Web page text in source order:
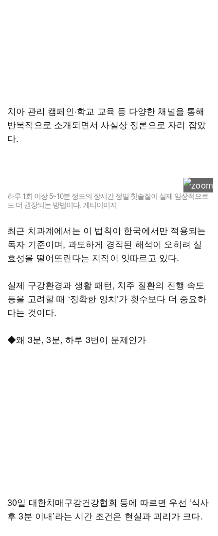
치아 관리 캠페인·학교 교육 등 다양한 채널을 통해
반복적으로 소개되면서 사실상 정론으로 자리 잡았
다.
하루 1회 이상 5~10분 정도의 장시간 정밀 칫솔질이 실제 임상적으로
도 더 권장되는 방법이다. 게티이미지
최근 치과계에서는 이 법칙이 한국에서만 적용되는
독자 기준이며, 과도하게 경직된 해석이 오히려 실
효성을 떨어뜨린다는 지적이 잇따르고 있다.
실제 구강환경과 생활 패턴, 치주 질환의 진행 속도
등을 고려할 때 ‘정확한 양치’가 횟수보다 더 중요하
다는 것이다.
◆왜 3분, 3분, 하루 3번이 문제인가
30일 대한치매구강건강협회 등에 따르면 우선 ‘식사
후 3분 이내’라는 시간 조건은 현실과 괴리가 크다.